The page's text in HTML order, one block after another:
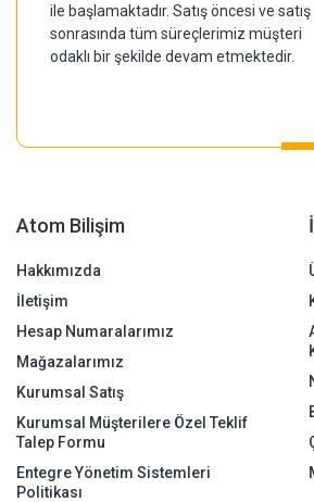
ile başlamaktadır. Satış öncesi ve satış
sonrasında tüm süreçlerimiz müşteri
odaklı bir şekilde devam etmektedir.
Atom Bilişim
Hakkımızda
İletişim
Hesap Numaralarımız
Mağazalarımız
Kurumsal Satış
Kurumsal Müşterilere Özel Teklif
Talep Formu
Entegre Yönetim Sistemleri
Politikası